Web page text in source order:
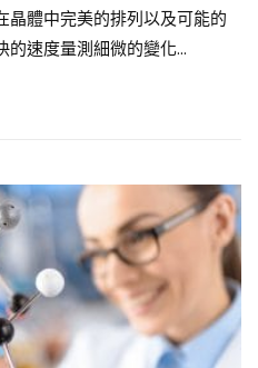
晶體中完美的排列以及可能的
速度量測細微的變化...